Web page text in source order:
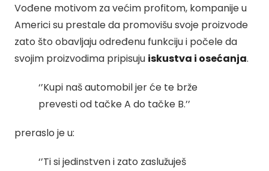
Vođene motivom za većim profitom, kompanije u
Americi su prestale da promovišu svoje proizvode
zato što obavljaju određenu funkciju i počele da
svojim proizvodima pripisuju iskustva i osećanja.
‘’Kupi naš automobil jer će te brže
prevesti od tačke A do tačke B.’’
preraslo je u:
‘’Ti si jedinstven i zato zaslužuješ